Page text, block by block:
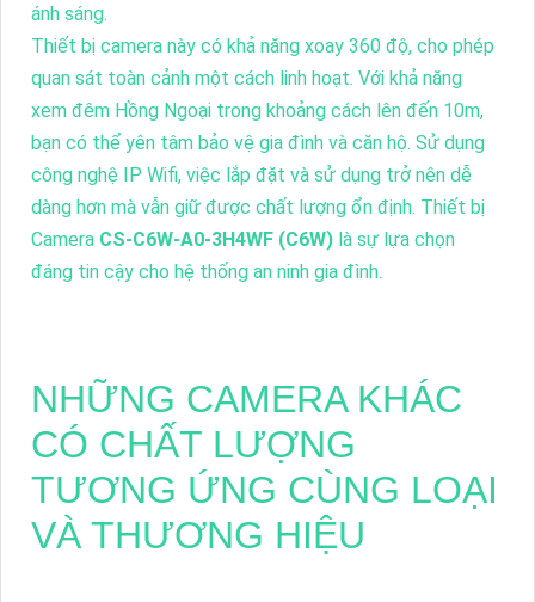
ánh sáng.
Thiết bị camera này có khả năng xoay 360 độ, cho phép
quan sát toàn cảnh một cách linh hoạt. Với khả năng
xem đêm Hồng Ngoại trong khoảng cách lên đến 10m,
bạn có thể yên tâm bảo vệ gia đình và căn hộ. Sử dụng
công nghệ IP Wifi, việc lắp đặt và sử dụng trở nên dễ
dàng hơn mà vẫn giữ được chất lượng ổn định. Thiết bị
Camera CS-C6W-A0-3H4WF (C6W) là sự lựa chọn
đáng tin cậy cho hệ thống an ninh gia đình.
NHỮNG CAMERA KHÁC
CÓ CHẤT LƯỢNG
TƯƠNG ỨNG CÙNG LOẠI
VÀ THƯƠNG HIỆU